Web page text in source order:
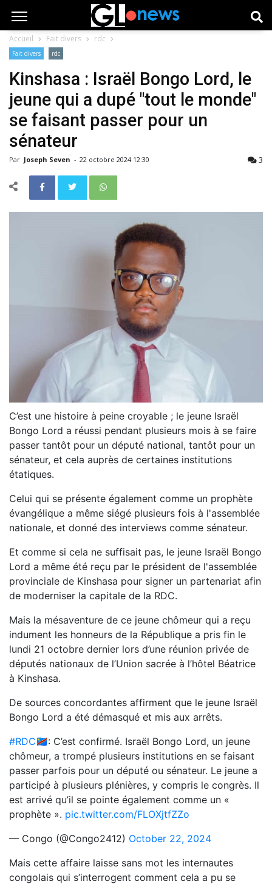
Accueil Fait divers rdc
Fait divers rdc
Kinshasa : Israël Bongo Lord, le
jeune qui a dupé "tout le monde"
se faisant passer pour un
sénateur
Par Joseph Seven - 22 octobre 2024 12:30 3
C’est une histoire à peine croyable ; le jeune Israël
Bongo Lord a réussi pendant plusieurs mois à se faire
passer tantôt pour un député national, tantôt pour un
sénateur, et cela auprès de certaines institutions
étatiques.
Celui qui se présente également comme un prophète
évangélique a même siégé plusieurs fois à l'assemblée
nationale, et donné des interviews comme sénateur.
Et comme si cela ne suffisait pas, le jeune Israël Bongo
Lord a même été reçu par le président de l'assemblée
provinciale de Kinshasa pour signer un partenariat afin
de moderniser la capitale de la RDC.
Mais la mésaventure de ce jeune chômeur qui a reçu
indument les honneurs de la République a pris fin le
lundi 21 octobre dernier lors d’une réunion privée de
députés nationaux de l’Union sacrée à l’hôtel Béatrice
à Kinshasa.
De sources concordantes affirment que le jeune Israël
Bongo Lord a été démasqué et mis aux arrêts.
#RDC🇨🇩: C’est confirmé. Israël Bongo Lord, un jeune
chômeur, a trompé plusieurs institutions en se faisant
passer parfois pour un député ou sénateur. Le jeune a
participé à plusieurs plénières, y compris le congrès. Il
est arrivé qu’il se pointe également comme un «
prophète ». pic.twitter.com/FLOXjtfZZo
— Congo (@Congo2412) October 22, 2024
Mais cette affaire laisse sans mot les internautes
congolais qui s’interrogent comment cela a pu se